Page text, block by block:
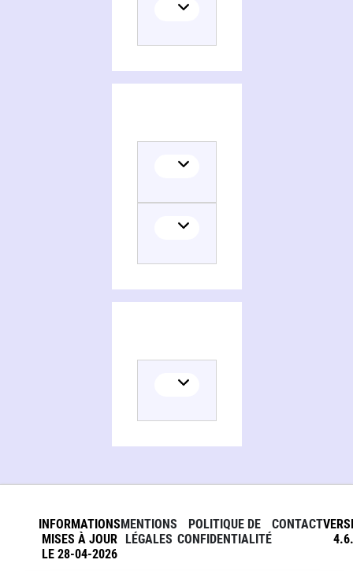
INFORMATIONS
MISES À JOUR
LE 28-04-2026
MENTIONS
LÉGALES
POLITIQUE DE
CONFIDENTIALITÉ
CONTACT